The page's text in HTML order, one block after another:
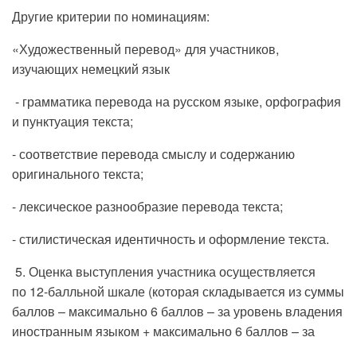
Другие критерии по номинациям:
«Художественный перевод» для участников,
изучающих немецкий язык
- грамматика перевода на русском языке, орфография
и пунктуация текста;
- соответствие перевода смыслу и содержанию
оригинального текста;
- лексическое разнообразие перевода текста;
- стилистическая идентичность и оформление текста.
5. Оценка выступления участника осуществляется
по 12-балльной шкале (которая складывается из суммы
баллов – максимально 6 баллов – за уровень владения
иностранным языком + максимально 6 баллов – за